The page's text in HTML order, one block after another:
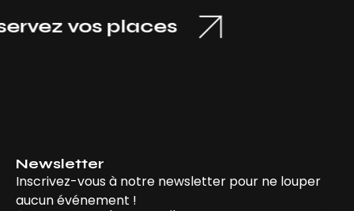
vos places
Newsletter
Inscrivez-vous à notre newsletter pour ne louper
aucun événement !